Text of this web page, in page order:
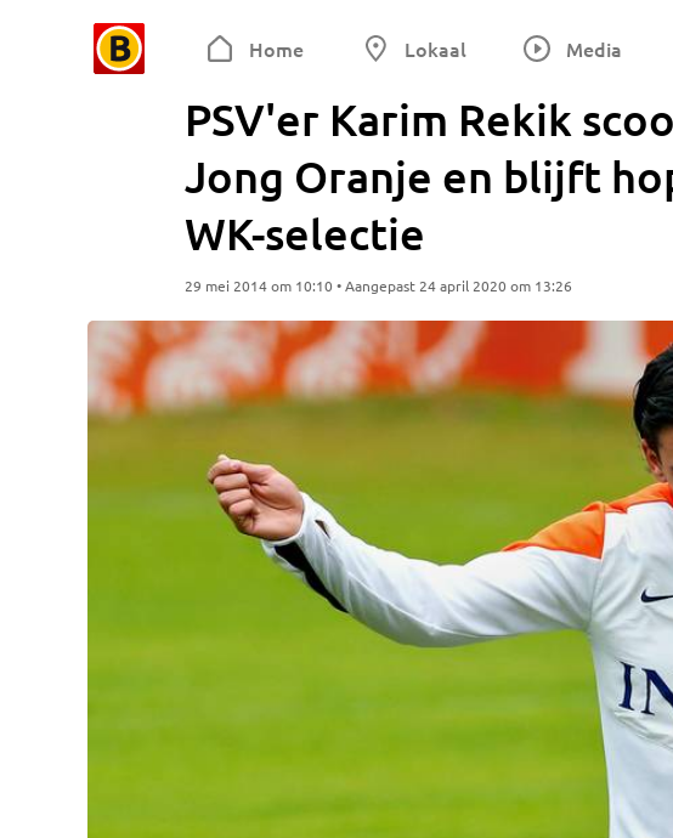
Home Lokaal Media
PSV'er Karim Rekik
Jong Oranje en blijft
WK-selectie
29 mei 2014 om 10:10 • Aangepast 24 april 2020 om 13:26